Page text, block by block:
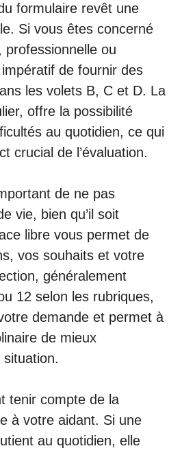
formulaire revêt une
Si vous êtes concerné
professionnelle ou
de fournir des
les volets B, C et D. La
offre la possibilité
au quotidien, ce qui
crucial de l’évaluation.
de ne pas
vie, bien qu’il soit
libre vous permet de
vos souhaits et votre
généralement
12 selon les rubriques,
demande et permet à
de mieux
tenir compte de la
à votre aidant. Si une
au quotidien, elle